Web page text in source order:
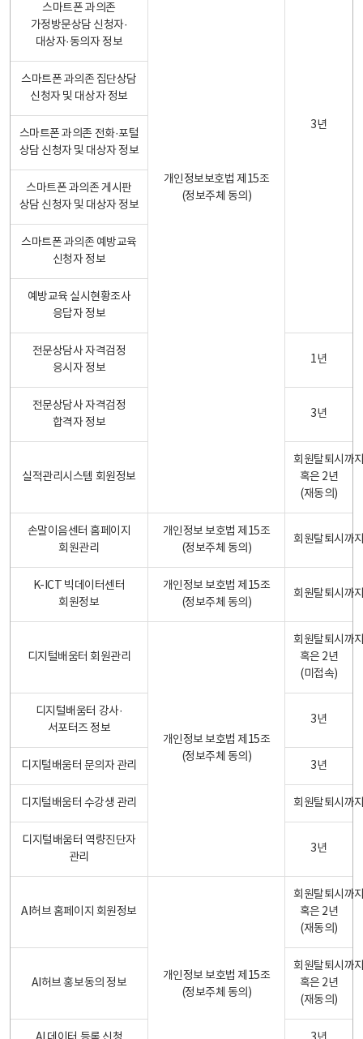
개인정보보호법 제15조
(정보주체 동의)
3년
스마트폰 과의존
가정방문상담 신청자·
대상자·동의자 정보
스마트폰 과의존 집단상담
신청자 및 대상자 정보
스마트폰 과의존 전화·포털
상담 신청자 및 대상자 정보
스마트폰 과의존 게시판
상담 신청자 및 대상자 정보
스마트폰 과의존 예방교육
신청자 정보
예방교육 실시현황조사
응답자 정보
전문상담사 자격검정
응시자 정보
1년
전문상담사 자격검정
합격자 정보
3년
실적관리시스템 회원정보
회원탈퇴시까
혹은 2년
(재동의)
손말이음센터 홈페이지
회원관리
개인정보 보호법 제15조
(정보주체 동의)
회원탈퇴시까
K-ICT 빅데이터센터
회원정보
개인정보 보호법 제15조
(정보주체 동의)
회원탈퇴시까
디지털배움터 회원관리
개인정보 보호법 제15조
(정보주체 동의)
회원탈퇴시까
혹은 2년
(미접속)
디지털배움터 강사·
서포터즈 정보
3년
디지털배움터 문의자 관리 3년
디지털배움터 수강생 관리 회원탈퇴시까
디지털배움터 역량진단자
관리
3년
AI허브 홈페이지 회원정보
개인정보 보호법 제15조
(정보주체 동의)
회원탈퇴시까
혹은 2년
(재동의)
AI허브 홍보동의 정보
회원탈퇴시까
혹은 2년
(재동의)